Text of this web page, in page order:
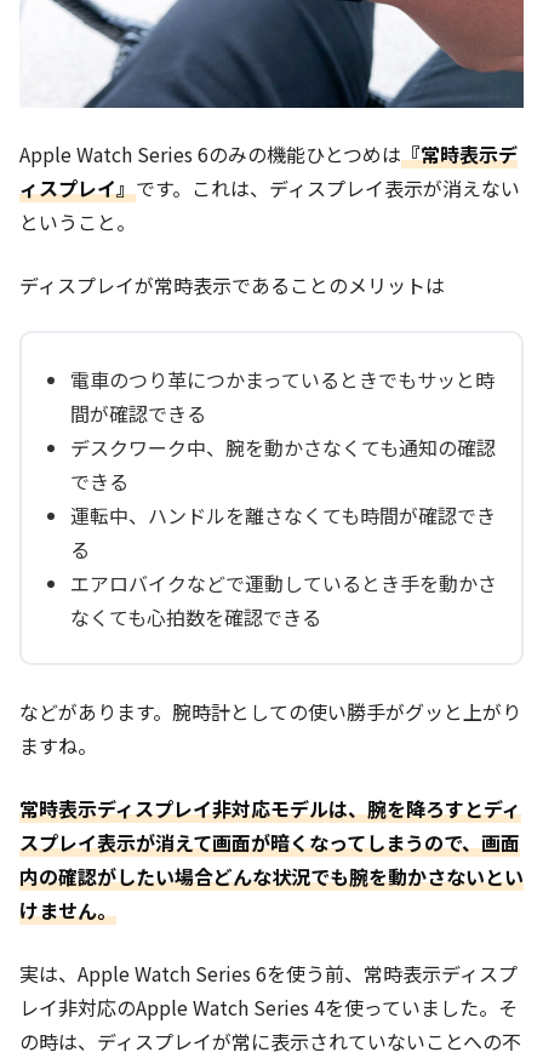
Apple Watch Series 6のみの機能ひとつめは『常時表示デ
ィスプレイ』です。これは、ディスプレイ表示が消えない
ということ。
ディスプレイが常時表示であることのメリットは
電車のつり革につかまっているときでもサッと時
間が確認できる
デスクワーク中、腕を動かさなくても通知の確認
できる
運転中、ハンドルを離さなくても時間が確認でき
る
エアロバイクなどで運動しているとき手を動かさ
なくても心拍数を確認できる
などがあります。腕時計としての使い勝手がグッと上がり
ますね。
常時表示ディスプレイ非対応モデルは、腕を降ろすとディ
スプレイ表示が消えて画面が暗くなってしまうので、画面
内の確認がしたい場合どんな状況でも腕を動かさないとい
けません。
実は、Apple Watch Series 6を使う前、常時表示ディスプ
レイ非対応のApple Watch Series 4を使っていました。そ
の時は、ディスプレイが常に表示されていないことへの不